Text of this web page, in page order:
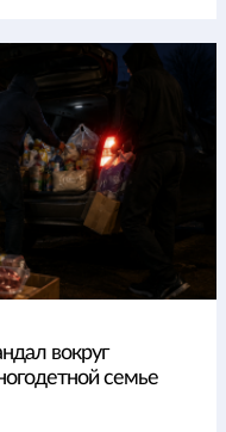
вокруг
семье